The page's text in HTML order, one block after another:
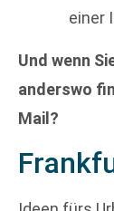
einer
Und wenn
anderswo
Mail?